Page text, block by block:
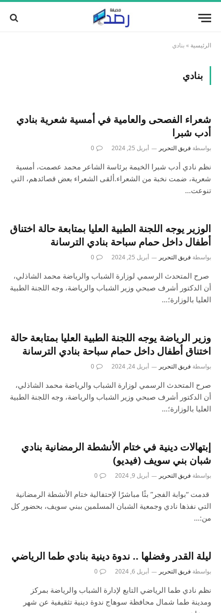
الرئيسية »بنادي
بنادي
شعراء الفصحى والعامية في أمسية شعرية بنادي
أدب شبرا
بواسطة فريق التحرير أبريل 25, 2024 0
نظم نادي أدب شبرا الخيمة برئاسة الشاعر محمد عصمت، أمسية
شعرية، ضمت نخبة من الشعراء.ألقى الشعراء بعض قصائدهم، التي
تنوعت…
الوزير يوجه اللجنة الطبية العليا بمتابعة حالة اختناق
أطفال داخل حمام سباحة بنادي الترسانة
بواسطة فريق التحرير أبريل 25, 2024 0
صرح المتحدث الرسمي لوزارة الشباب والرياضة محمد الشاذلي،
أن الدكتور أشرف صبحي وزير الشباب والرياضة، وجه اللجنة الطبية
العليا بالوزارة؛…
وزير الرياضة يوجه اللجنة الطبية العليا بمتابعة حالة
اختناق أطفال داخل حمام سباحة بنادي الترسانة
بواسطة فريق التحرير أبريل 24, 2024 0
صرح المتحدث الرسمي لوزارة الشباب والرياضة محمد الشاذلي،
أن الدكتور أشرف صبحي وزير الشباب والرياضة، وجه اللجنة الطبية
العليا بالوزارة؛…
إبتهالات دينية في ختام الأنشطة الرمضانية بنادي
شبان بني سويف (فيديو)
بواسطة فريق التحرير أبريل 9, 2024 0
قدمت “بوابة الفجر” بثًا مباشرًا لإحتفالية ختام الأنشطة الرمضانية
التي نفذها نادي وجمعية الشبان المسلمين ببني سويف، بحضور كل
من:…
ليلة القدر وفضلها .. ندوة دينية بنادي طما الرياضي
بواسطة فريق التحرير أبريل 6, 2024 0
نظم نادي طما الرياضي التابع لإدارة الشباب والرياضة بمركز
ومدينة طما شمال محافظة سوهاج ندوة دينية تثقيفية عن شهر